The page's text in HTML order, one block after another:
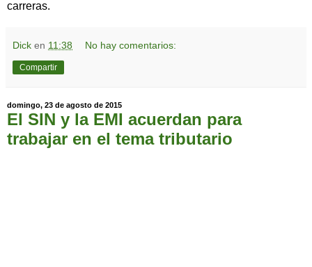
carreras.
Dick en 11:38 No hay comentarios:
Compartir
domingo, 23 de agosto de 2015
El SIN y la EMI acuerdan para
trabajar en el tema tributario